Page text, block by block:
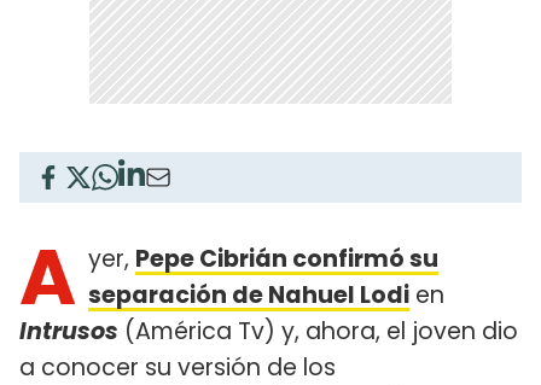
A yer, Pepe Cibrián confirmó su
separación de Nahuel Lodi en
Intrusos (América Tv) y, ahora, el joven dio
a conocer su versión de los